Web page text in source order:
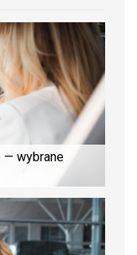
— wybrane